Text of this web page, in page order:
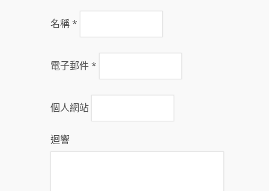
名稱*
電子郵件*
個人網站
迴響